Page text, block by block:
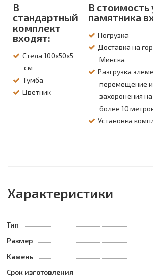
В
стандартный
комплект
входят:
Стела 100х50х5
см
Тумба
Цветник
В стоимость
памятника
Погрузка
Доставка на
Минска
Разгрузка
перемещение
захоронения
более 10
Установка
Характеристики
Тип
Размер
Камень
Срок изготовления